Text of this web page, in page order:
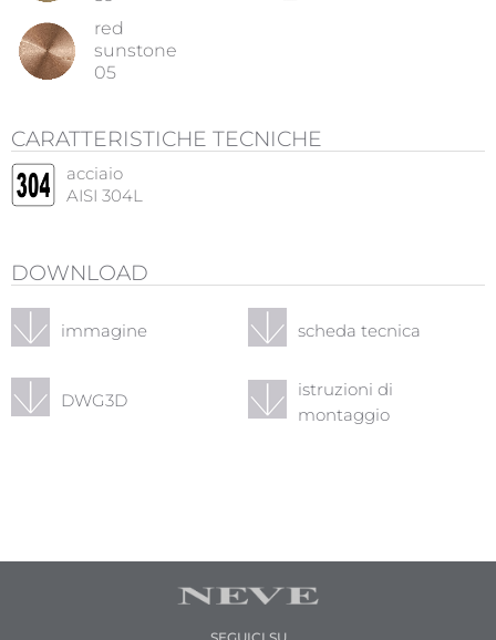
red
sunstone
05
CARATTERISTICHE TECNICHE
acciaio
AISI 304L
DOWNLOAD
immagine scheda tecnica
DWG3D
istruzioni di
montaggio